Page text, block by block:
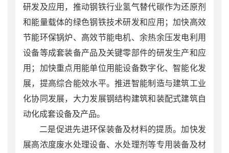
研发及应用，推动钢铁行业氢气替代碳作为还原剂
和能量载体的绿色钢铁技术研发和应用；加快高效
节能环保锅炉、高效节能电机、余热余压发电利用
设备等成套装备产品及关键零部件的研发生产和应
用；加快重点用能单位用能设备数字化、智能化发
展，提高综合能效水平。推进智能制造与建筑工业
化协同发展，大力发展钢结构建筑和装配式建筑自
动化成套设备及产品。
二是促进先进环保装备及材料的提质。加快发
展高浓度废水处理设备、水处理剂等专用装备及材